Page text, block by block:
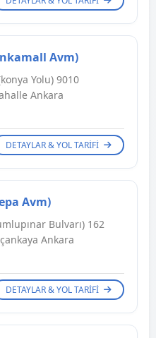
Avm)
Yolu) 9010
Ankara
DETAYLAR & YOL TARIFI
Avm)
Bulvarı) 162
Ankara
DETAYLAR & YOL TARIFI